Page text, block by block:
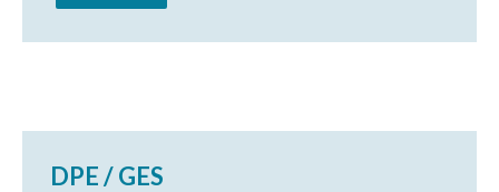
DPE / GES